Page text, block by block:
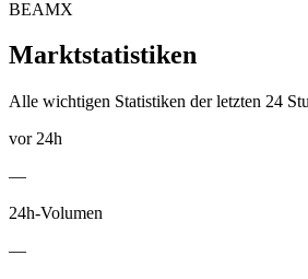
BEAMX
Marktstatistiken
Alle wichtigen Statistiken der letzten 24
vor 24h
—
24h-Volumen
—